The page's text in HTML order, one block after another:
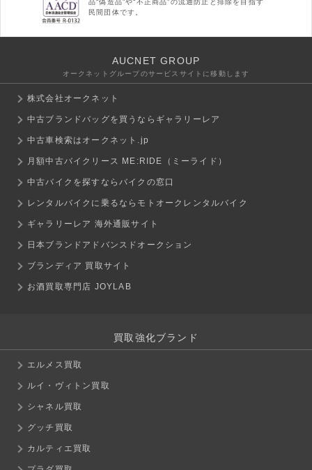
品“偽造品”や“不正商品”の流通防止と排除を目指す
民間団体です。
AUCNET GROUP
オークネットグループのサービスサイトに移動します
株式会社オークネット
中古ブランドバッグを買うならギャラリーレア
中古車検索はオークネット.jp
月額中古バイクリース ME:RIDE（ミーライド）
中古バイクを探すならバイクの窓口
レンタルバイクに乗るならモトオークレンタルバイク
ギャラリーレア 海外通販サイト
日本ブランドアドバンスドオークション
ブランディア 買取サイト
お酒買取専門店 JOYLAB
買取強化ブランド
エルメス買取
ルイ・ヴィトン買取
シャネル買取
グッチ買取
カルティエ買取